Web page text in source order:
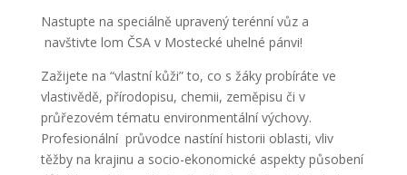
Nastupte na speciálně upravený terénní vůz a
navštivte lom ČSA v Mostecké uhelné pánvi!
Zažijete na “vlastní kůži” to, co s žáky probíráte ve
vlastivědě, přírodopisu, chemii, zeměpisu či v
průřezovém tématu environmentální výchovy.
Profesionální průvodce nastíní historii oblasti, vliv
těžby na krajinu a socio-ekonomické aspekty působení